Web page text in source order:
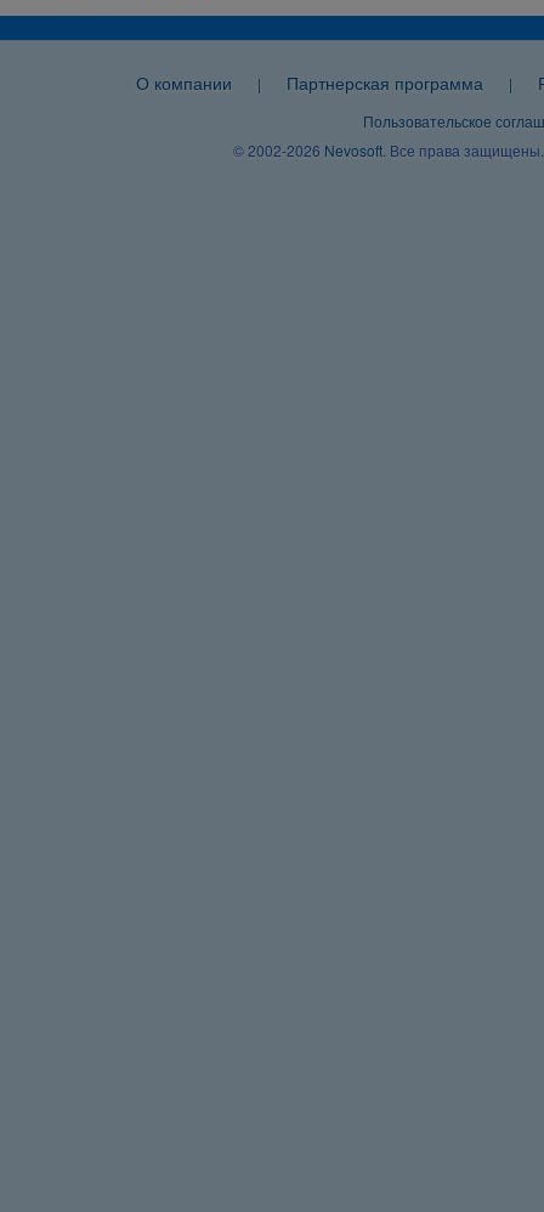
О компании | Партнерская программа |
Пользовательское
© 2002-2026 Nevosoft . Все права защищены